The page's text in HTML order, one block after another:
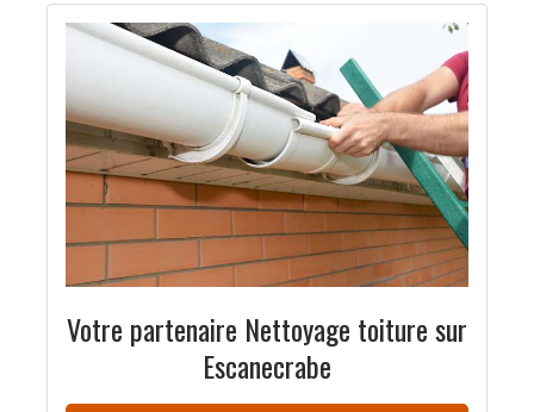
Votre partenaire Nettoyage toiture sur
Escanecrabe